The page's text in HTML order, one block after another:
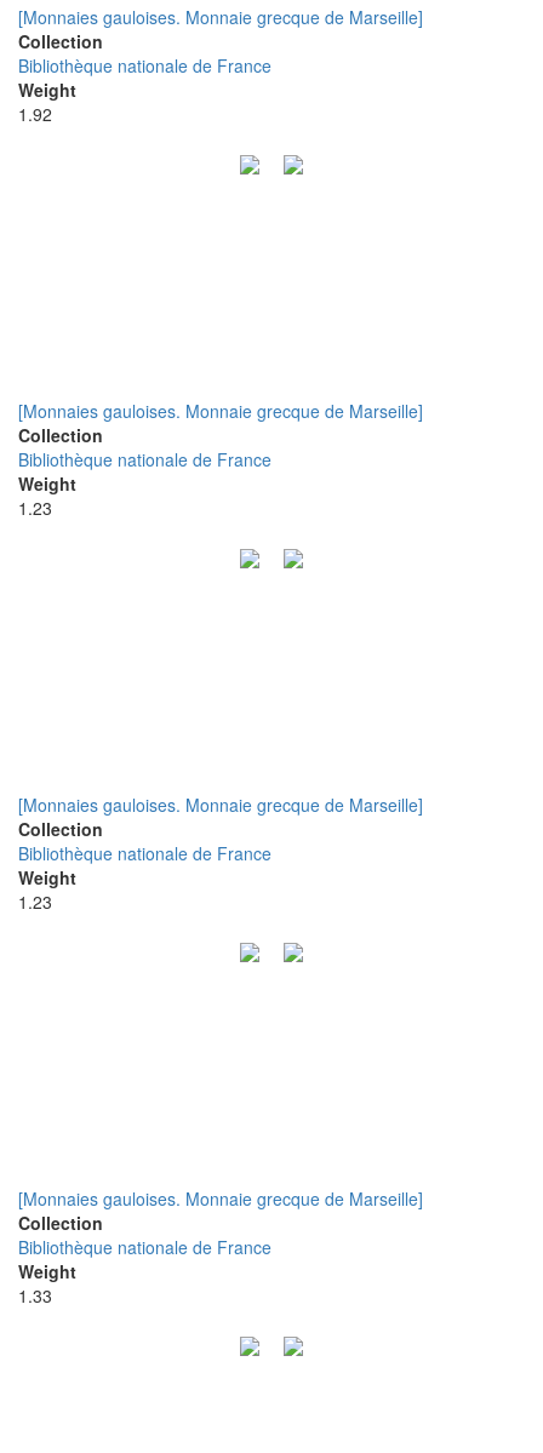
[Monnaies gauloises. Monnaie grecque de Marseille]
Collection
Bibliothèque nationale de France
Weight
1.92
[Monnaies gauloises. Monnaie grecque de Marseille]
Collection
Bibliothèque nationale de France
Weight
1.23
[Monnaies gauloises. Monnaie grecque de Marseille]
Collection
Bibliothèque nationale de France
Weight
1.23
[Monnaies gauloises. Monnaie grecque de Marseille]
Collection
Bibliothèque nationale de France
Weight
1.33